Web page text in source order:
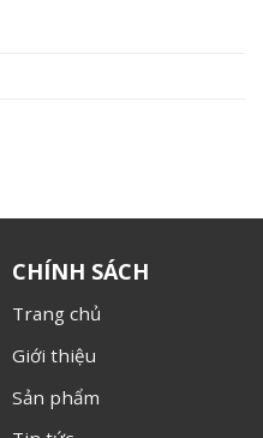
CHÍNH SÁCH
Trang chủ
Giới thiệu
Sản phẩm